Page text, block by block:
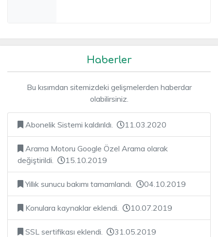
Haberler
Bu kısımdan sitemizdeki gelişmelerden haberdar
olabilirsiniz.
Abonelik Sistemi kaldırıldı. 11.03.2020
Arama Motoru Google Özel Arama olarak
değiştirildi.
15.10.2019
Yıllık sunucu bakımı tamamlandı. 04.10.2019
Konulara kaynaklar eklendi. 10.07.2019
SSL sertifikası eklendi. 31.05.2019